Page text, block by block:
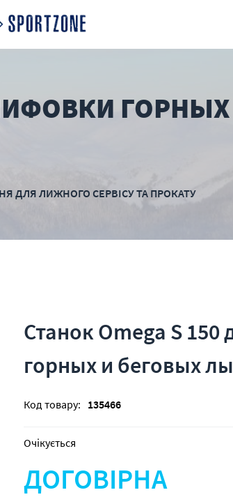
ДЛЯ ЛИЖНОГО СЕРВІСУ ТА ПРОКАТУ
Станок Omega S
горных и беговых
Код товару: 135466
Очікується
ДОГОВІРНА